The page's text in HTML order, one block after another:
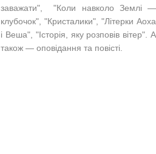
заважати", "Коли навколо Землі —
клубочок", "Кристалики", "Літерки Аоха
і Веша", "Історія, яку розповів вітер" . А
також — оповідання та повісті.